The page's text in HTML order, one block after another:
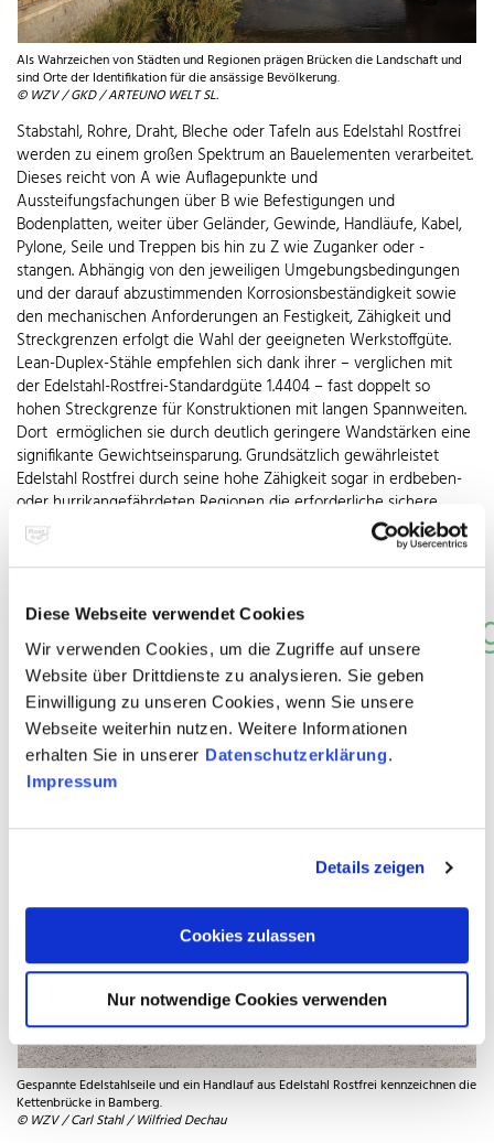
Diese Webseite verwendet Cookies
Wir verwenden Cookies, um die Zugriffe auf unsere
Website über Drittdienste zu analysieren. Sie geben
Einwilligung zu unseren Cookies, wenn Sie unsere
Webseite weiterhin nutzen. Weitere Informationen
erhalten Sie in unserer Datenschutzerklärung.
Impressum
Details zeigen
Cookies zulassen
Nur notwendige Cookies verwenden
Als Wahrzeichen von Städten und Regionen prägen Brücken die Landschaft und
sind Orte der Identifikation für die ansässige Bevölkerung.
© WZV / GKD / ARTEUNO WELT SL.
Stabstahl, Rohre, Draht, Bleche oder Tafeln aus Edelstahl Rostfrei
werden zu einem großen Spektrum an Bauelementen verarbeitet.
Dieses reicht von A wie Auflagepunkte und
Aussteifungsfachungen über B wie Befestigungen und
Bodenplatten, weiter über Geländer, Gewinde, Handläufe, Kabel,
Pylone, Seile und Treppen bis hin zu Z wie Zuganker oder -
stangen. Abhängig von den jeweiligen Umgebungsbedingungen
und der darauf abzustimmenden Korrosionsbeständigkeit sowie
den mechanischen Anforderungen an Festigkeit, Zähigkeit und
Streckgrenzen erfolgt die Wahl der geeigneten Werkstoffgüte.
Lean-Duplex-Stähle empfehlen sich dank ihrer – verglichen mit
der Edelstahl-Rostfrei-Standardgüte 1.4404 – fast doppelt so
hohen Streckgrenze für Konstruktionen mit langen Spannweiten.
Dort ermöglichen sie durch deutlich geringere Wandstärken eine
signifikante Gewichtseinsparung. Grundsätzlich gewährleistet
Edelstahl Rostfrei durch seine hohe Zähigkeit sogar in erdbeben-
oder hurrikangefährdeten Regionen die erforderliche sichere
Widerstandskraft. Ein nicht zu vernachlässigender wirtschaftlicher
Aspekt ist zudem der hohe Grad der Vorfertigung, der die
Montage an der Baustelle erleichtert und die dafür einzuplanende
belegt lohnende
Investition
Gespannte Edelstahlseile und ein Handlauf aus Edelstahl Rostfrei kennzeichnen die
Kettenbrücke in Bamberg.
© WZV / Carl Stahl / Wilfried Dechau